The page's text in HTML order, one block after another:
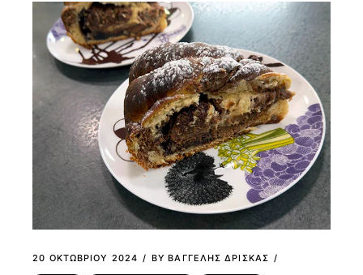
20 ΟΚΤΩΒΡΊΟΥ 2024 BY ΒΑΓΓΕΛΗΣ ΔΡΙΣΚΑΣ